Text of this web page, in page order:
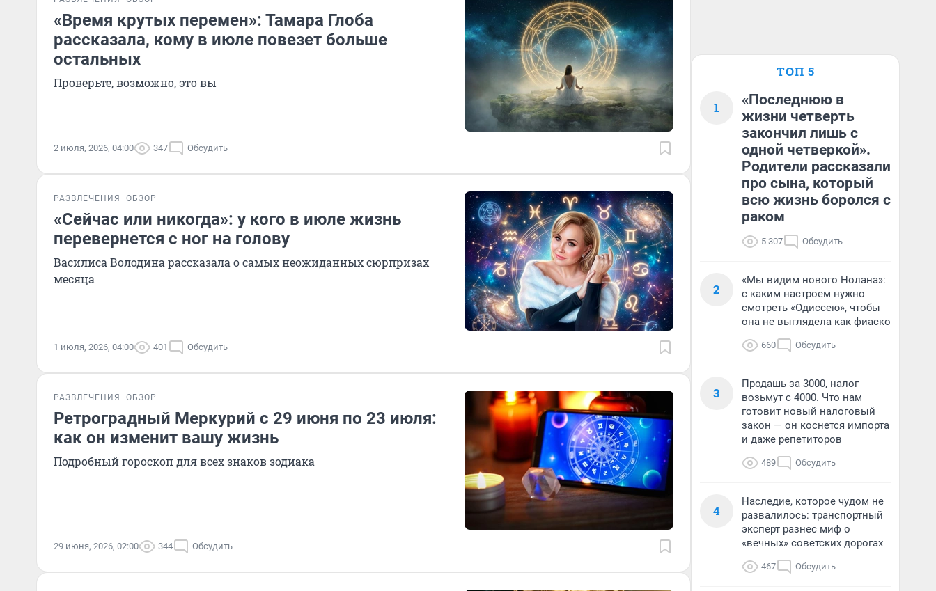
«Время крутых перемен»: Тамара Глоба
рассказала, кому в июле повезет больше
остальных
Проверьте, возможно, это вы
2 июля, 2026, 04:00 347 Обсудить
РАЗВЛЕЧЕНИЯ ОБЗОР
«Сейчас или никогда»: у кого в июле жизнь
перевернется с ног на голову
Василиса Володина рассказала о самых неожиданных сюрпризах
месяца
1 июля, 2026, 04:00 401 Обсудить
РАЗВЛЕЧЕНИЯ ОБЗОР
Ретроградный Меркурий с 29 июня по 23 июля:
как он изменит вашу жизнь
Подробный гороскоп для всех знаков зодиака
29 июня, 2026, 02:00 344 Обсудить
ТОП 5
1
«Последнюю в
жизни четверть
закончил лишь с
одной четверкой».
Родители рассказали
про сына, который
всю жизнь боролся с
раком
5 307 Обсудить
2
«Мы видим нового Нолана»:
с каким настроем нужно
смотреть «Одиссею», чтобы
она не выглядела как фиаско
660 Обсудить
3
Продашь за 3000, налог
возьмут с 4000. Что нам
готовит новый налоговый
закон — он коснется импорта
и даже репетиторов
489 Обсудить
4
Наследие, которое чудом не
развалилось: транспортный
эксперт разнес миф о
«вечных» советских дорогах
467 Обсудить